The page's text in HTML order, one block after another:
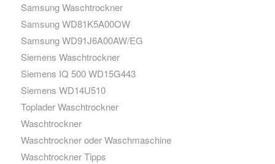
Samsung Waschtrockner
Samsung WD81K5A00OW
Samsung WD91J6A00AW/EG
Siemens Waschtrockner
Siemens IQ 500 WD15G443
Siemens WD14U510
Toplader Waschtrockner
Waschtrockner
Waschtrockner oder Waschmaschine
Waschtrockner Tipps